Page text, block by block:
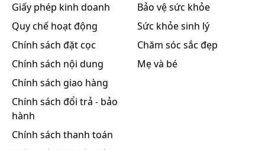
Khi gặp tác dụng phụ của thuốc, cần ngưng sử
dụng và thông báo cho bác sĩ hoặc đến cơ sở y tế
Những lưu ý khi sử dụng:
Chống chỉ định
Thuốc Dilodin Dhg chống chỉ định trong các
trường hợp sau:
Mẫn cảm với một trong các thành phần của
Giấy phép kinh doanh
Quy chế hoạt động
Chính sách đặt cọc
Chính sách nội dung
Chính sách giao hàng
Chính sách đổi trả - bảo
hành
Chính sách thanh toán
Bảo vệ sức khỏe
Sức khỏe sinh lý
Chăm sóc sắc đẹp
Mẹ và bé